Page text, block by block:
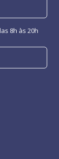
8h às 20h